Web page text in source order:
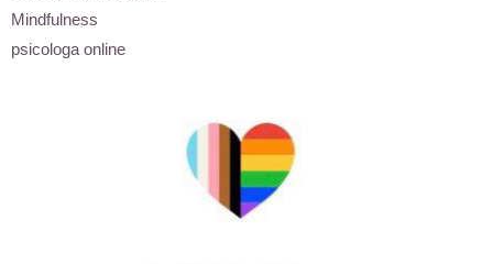
Mindfulness
psicologa online